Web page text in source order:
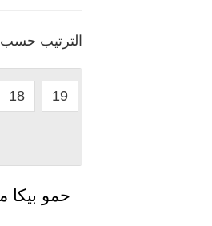
الترتيب
18 19
حمو بيكا